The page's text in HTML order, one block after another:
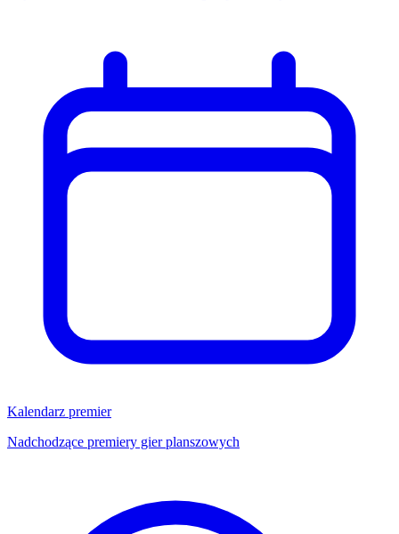
Kalendarz premier
Nadchodzące premiery gier planszowych